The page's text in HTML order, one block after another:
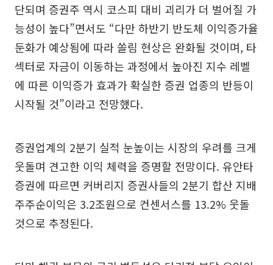
단되며 증권주 역시 코스피 대비 괴리가 더 벌어질 가
능성이 높다”면서도 “다만 하반기 반도체 이익증가율
둔화가 예상됨에 따라 쏠림 현상은 완화될 것이며, 타
섹터로 자금이 이동하는 과정에서 높아진 지수 레벨
에 따른 이익증가 효과가 확실한 증권 업종의 반등이
시작될 것”이라고 전망했다.
증권업계의 2분기 실적 눈높이는 시장의 우려를 크게
웃돌며 견고한 이익 체력을 증명할 전망이다. 유안타
증권에 따르면 커버리지 증권사들의 2분기 합산 지배
주주순이익은 3.2조원으로 컨센서스를 13.2% 웃돌
것으로 추정된다.